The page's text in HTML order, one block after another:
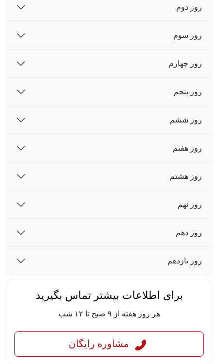
روز دوم
روز سوم
روز چهارم
روز پنجم
روز ششم
روز هفتم
روز هشتم
روز نهم
روز دهم
روز یازدهم
برای اطلاعات بیشتر تماس بگیرید
هر روز هفته از ۹ صبح تا ۱۲ شب
مشاوره رایگان